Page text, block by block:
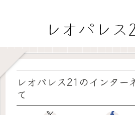
レオパレス21のインター
て